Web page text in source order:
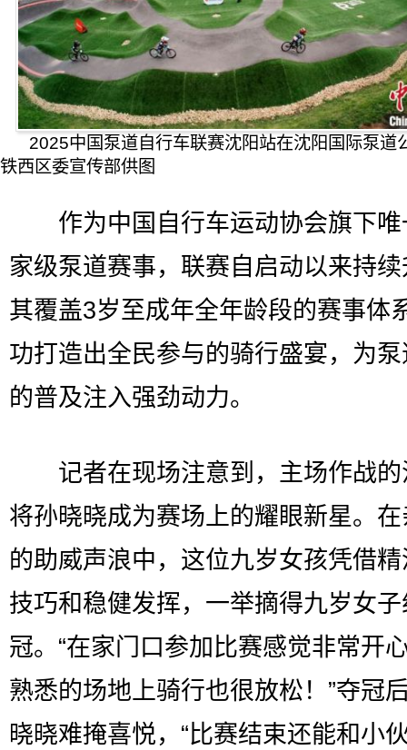
2025中国泵道自行车联赛沈阳站在沈阳国际泵道
铁西区委宣传部供图
作为中国自行车运动协会旗下唯
家级泵道赛事，联赛自启动以来持
其覆盖3岁至成年全年龄段的赛事体
功打造出全民参与的骑行盛宴，为
的普及注入强劲动力。
记者在现场注意到，主场作战的
将孙晓晓成为赛场上的耀眼新星。
的助威声浪中，这位九岁女孩凭借
技巧和稳健发挥，一举摘得九岁女
冠。“在家门口参加比赛感觉非常开
熟悉的场地上骑行也很放松！”夺冠
晓晓难掩喜悦，“比赛结束还能和小